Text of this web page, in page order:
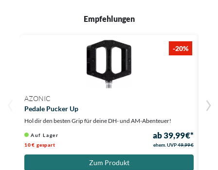
Empfehlungen
-20%
AZONIC
Pedale Pucker Up
Hol dir den besten Grip für deine DH- und AM-Abenteuer!
Auf Lager ab 39,99 €*
10 € gespart ehem. UVP49,99 €
Zum Produkt